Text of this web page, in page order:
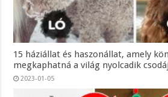
15 háziállat és haszonállat, amely
megkaphatná a világ nyolcadik
2023-01-05